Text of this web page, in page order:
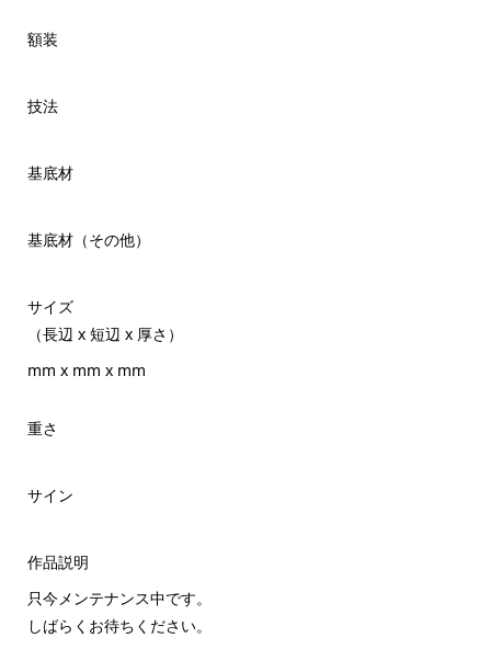
額装
技法
基底材
基底材（その他）
サイズ
（長辺 x 短辺 x 厚さ）
mm x mm x mm
重さ
サイン
作品説明
只今メンテナンス中です。
しばらくお待ちください。